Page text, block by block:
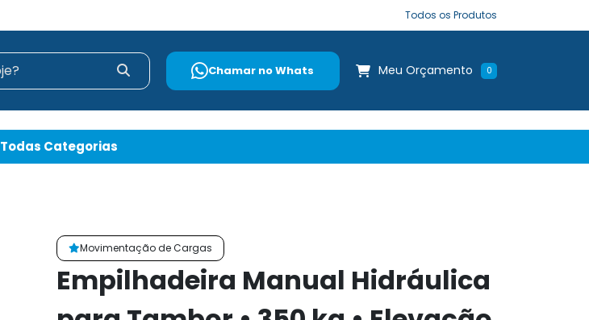
Todos os Produtos
Chamar no Whats Meu Orçamento 0
Todas Categorias
Movimentação de Cargas
Empilhadeira Manual Hidráulica